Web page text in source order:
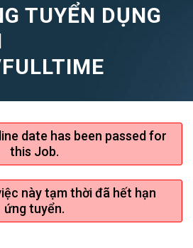
TUYỂN DỤNG
date has been passed for
this Job.
này tạm thời đã hết hạn
ứng tuyển.